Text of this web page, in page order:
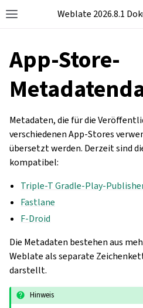
Weblate 2026.8.1
App-Store-
Metadaten, die für die
verschiedenen App-Stores
übersetzt werden. Derzeit sind
kompatibel:
Triple-T Gradle-Play-
Fastlane
F-Droid
Die Metadaten bestehen aus
Weblate als separate
darstellt.
Hinweis